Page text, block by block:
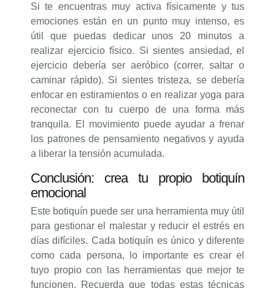
Si te encuentras muy activa físicamente y tus
emociones están en un punto muy intenso, es
útil que puedas dedicar unos 20 minutos a
realizar ejercicio físico. Si sientes ansiedad, el
ejercicio debería ser aeróbico (correr, saltar o
caminar rápido). Si sientes tristeza, se debería
enfocar en estiramientos o en realizar yoga para
reconectar con tu cuerpo de una forma más
tranquila. El movimiento puede ayudar a frenar
los patrones de pensamiento negativos y ayuda
a liberar la tensión acumulada.
Conclusión: crea tu propio botiquín
emocional
Este botiquín puede ser una herramienta muy útil
para gestionar el malestar y reducir el estrés en
días difíciles. Cada botiquín es único y diferente
como cada persona, lo importante es crear el
tuyo propio con las herramientas que mejor te
funcionen. Recuerda que todas estas técnicas